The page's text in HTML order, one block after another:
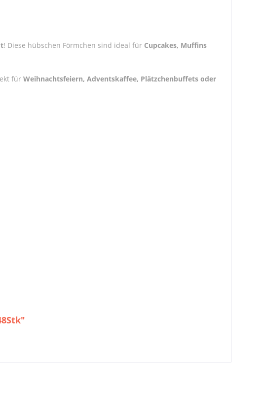
! Diese hübschen Förmchen sind ideal für Cupcakes, Muffins
für Weihnachtsfeiern, Adventskaffee, Plätzchenbuffets oder